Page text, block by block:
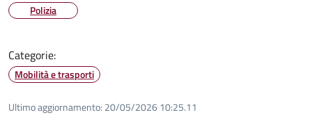
Polizia
Categorie:
Mobilità e trasporti
Ultimo aggiornamento: 20/05/2026 10:25.11